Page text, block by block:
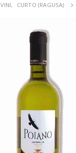
VINI, CURTO (RAGUSA)